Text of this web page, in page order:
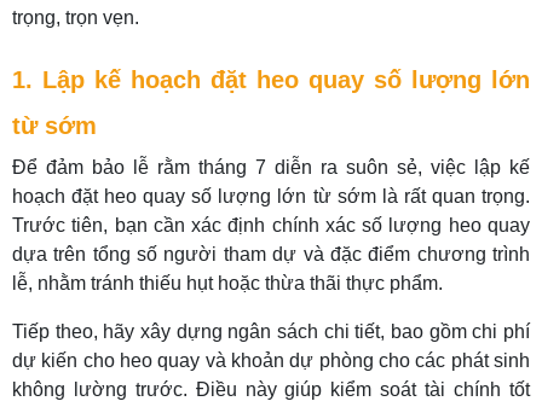
trọng, trọn vẹn.
1. Lập kế hoạch đặt heo quay số lượng lớn
từ sớm
Để đảm bảo lễ rằm tháng 7 diễn ra suôn sẻ, việc lập kế
hoạch đặt heo quay số lượng lớn từ sớm là rất quan trọng.
Trước tiên, bạn cần xác định chính xác số lượng heo quay
dựa trên tổng số người tham dự và đặc điểm chương trình
lễ, nhằm tránh thiếu hụt hoặc thừa thãi thực phẩm.
Tiếp theo, hãy xây dựng ngân sách chi tiết, bao gồm chi phí
dự kiến cho heo quay và khoản dự phòng cho các phát sinh
không lường trước. Điều này giúp kiểm soát tài chính tốt